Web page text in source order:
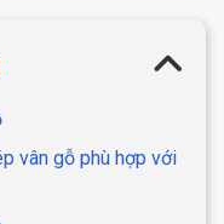
vân gỗ phù hợp với